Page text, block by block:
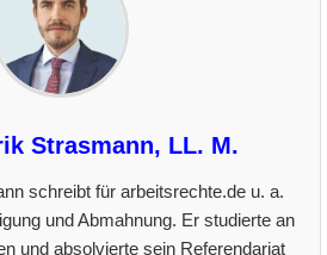
Strasmann, LL. M.
schreibt für arbeitsrechte.de u. a.
und Abmahnung. Er studierte an
und absolvierte sein Referendariat